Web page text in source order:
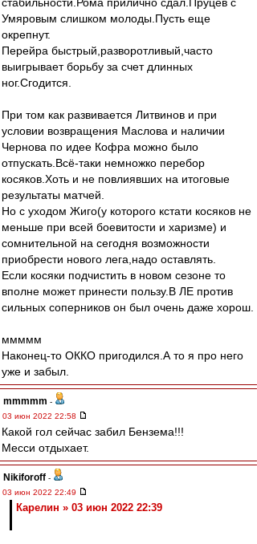
Умяровым слишком молоды.Пусть еще
окрепнут.
Перейра быстрый,разворотливый,часто
выигрывает борьбу за счет длинных
ног.Сгодится.
При том как развивается Литвинов и при
условии возвращения Маслова и наличии
Чернова по идее Кофра можно было
отпускать.Всё-таки немножко перебор
косяков.Хоть и не повлиявших на итоговые
результаты матчей.
Но с уходом Жиго(у которого кстати косяков не
меньше при всей боевитости и харизме) и
сомнительной на сегодня возможности
приобрести нового лега,надо оставлять.
Если косяки подчистить в новом сезоне то
вполне может принести пользу.В ЛЕ против
сильных соперников он был очень даже хорош.
ммммм
Наконец-то ОККО пригодился.А то я про него
уже и забыл.
mmmmm -
03 июн 2022 22:58
Какой гол сейчас забил Бензема!!!
Месси отдыхает.
Nikiforoff -
03 июн 2022 22:49
Карелин » 03 июн 2022 22:39